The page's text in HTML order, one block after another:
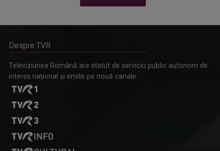
prin piesa „Ultima oră”, o montare de colecție, din 1979
Despre TVR
Televiziunea Română are statut de serviciu public autonom de
interes naţional şi emite pe nouă canale: